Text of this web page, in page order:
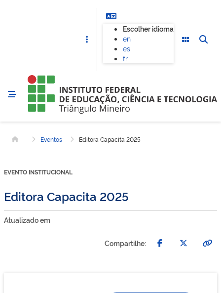
Escolher idioma
en
es
fr
Página inicial
Eventos Editora Capacita 2025
EVENTO INSTITUCIONAL
Editora Capacita 2025
Atualizado em
Compartilhe: